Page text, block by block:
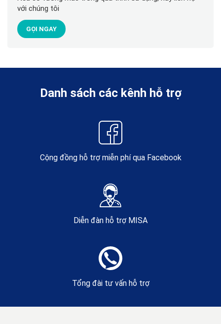
với chúng tôi
GỌI NGAY
Danh sách các kênh hỗ trợ
Cộng đồng hỗ trợ miễn phí qua Facebook
Diễn đàn hỗ trợ MISA
Tổng đài tư vấn hỗ trợ